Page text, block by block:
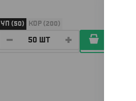
УП (50) КОР (200)